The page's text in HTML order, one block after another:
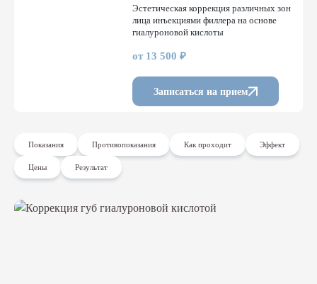
Эстетическая коррекция различных зон
лица инъекциями филлера на основе
гиалуроновой кислоты
от 13 500 ₽
Записаться на прием
Показания Противопоказания Как проходит Эффект
Цены Результат